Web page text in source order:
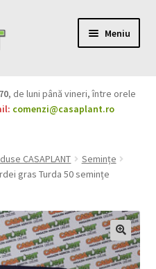
Meniu
copil
, de luni până vineri, între orele
comenzi@casaplant.ro
CASAPLANT
Semințe
gras Turda 50 semințe